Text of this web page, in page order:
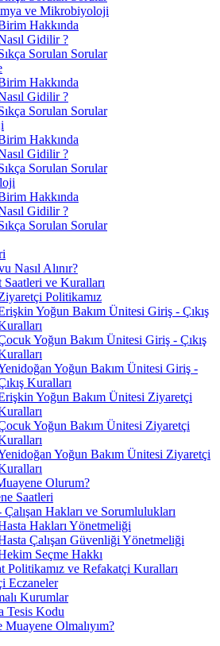
ve Mikrobiyoloji
Hakkında
Gidilir ?
Sorulan Sorular
Hakkında
Gidilir ?
Sorulan Sorular
Hakkında
Gidilir ?
Sorulan Sorular
Hakkında
Gidilir ?
Sorulan Sorular
Nasıl Alınır?
Saatleri ve Kuralları
Politikamız
Yoğun Bakım Ünitesi Giriş - Çıkış
Yoğun Bakım Ünitesi Giriş - Çıkış
Yoğun Bakım Ünitesi Giriş -
Kuralları
Yoğun Bakım Ünitesi Ziyaretçi
Yoğun Bakım Ünitesi Ziyaretçi
Yoğun Bakım Ünitesi Ziyaretçi
Olurum?
Saatleri
Çalışan Hakları ve Sorumlulukları
Hakları Yönetmeliği
Çalışan Güvenliği Yönetmeliği
Seçme Hakkı
Politikamız ve Refakatçi Kuralları
Eczaneler
Kurumlar
Tesis Kodu
Muayene Olmalıyım?